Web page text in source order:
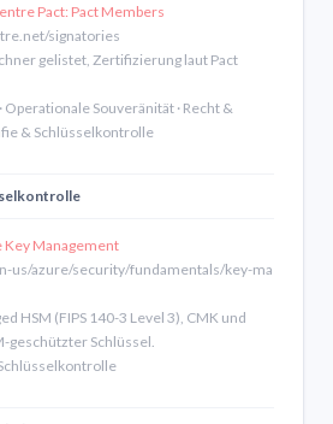
Pact: Pact Members
signatories
gelistet, Zertifizierung laut Pact
Souveränität · Recht &
& Schlüsselkontrolle
Management
us/azure/security/fundamentals/key-ma
HSM (FIPS 140-3 Level 3), CMK und
geschützter Schlüssel.